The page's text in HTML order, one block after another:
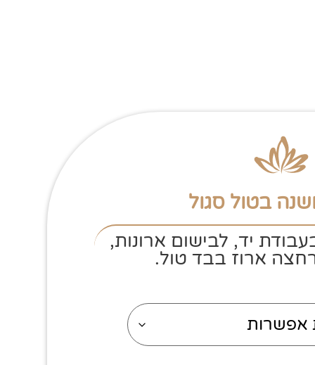
בטול סגול
יד, לבישום ארונות,
ארוז בבד טול.